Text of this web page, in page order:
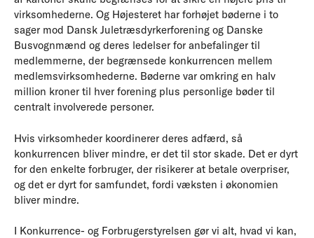
virksomhederne. Og Højesteret har forhøjet bøderne i to
sager mod Dansk Juletræsdyrkerforening og Danske
Busvognmænd og deres ledelser for anbefalinger til
medlemmerne, der begrænsede konkurrencen mellem
medlemsvirksomhederne. Bøderne var omkring en halv
million kroner til hver forening plus personlige bøder til
centralt involverede personer.
Hvis virksomheder koordinerer deres adfærd, så
konkurrencen bliver mindre, er det til stor skade. Det er dyrt
for den enkelte forbruger, der risikerer at betale overpriser,
og det er dyrt for samfundet, fordi væksten i økonomien
bliver mindre.
I Konkurrence- og Forbrugerstyrelsen gør vi alt, hvad vi kan,